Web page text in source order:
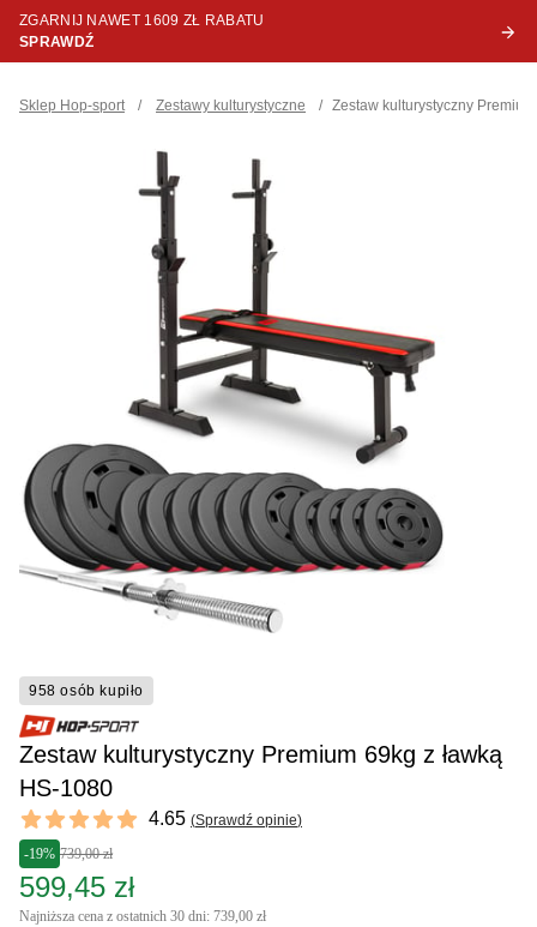
ZGARNIJ NAWET 1609 ZŁ RABATU
SPRAWDŹ
Sklep Hop-sport / Zestawy kulturystyczne / Zestaw kulturystyczny
958 osób kupiło
Zestaw kulturystyczny Premium 69kg z ławką
HS-1080
Reviews
4.65 out of 5 stars 4.65 (Sprawdź opinie)
-19% 739,00 zł
599,45 zł
Najniższa cena z ostatnich 30 dni: 739,00 zł